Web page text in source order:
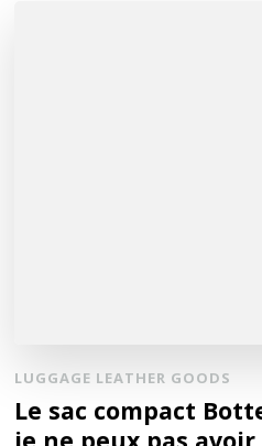
LUGGAGE LEATHER GOODS
Le sac compact
je ne peux pas